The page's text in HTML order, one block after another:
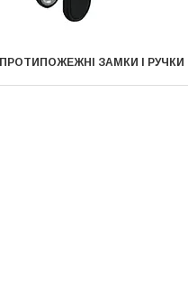
ПРОТИПОЖЕЖНІ ЗАМКИ І РУЧКИ